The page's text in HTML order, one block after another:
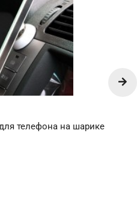
телефона на шарике